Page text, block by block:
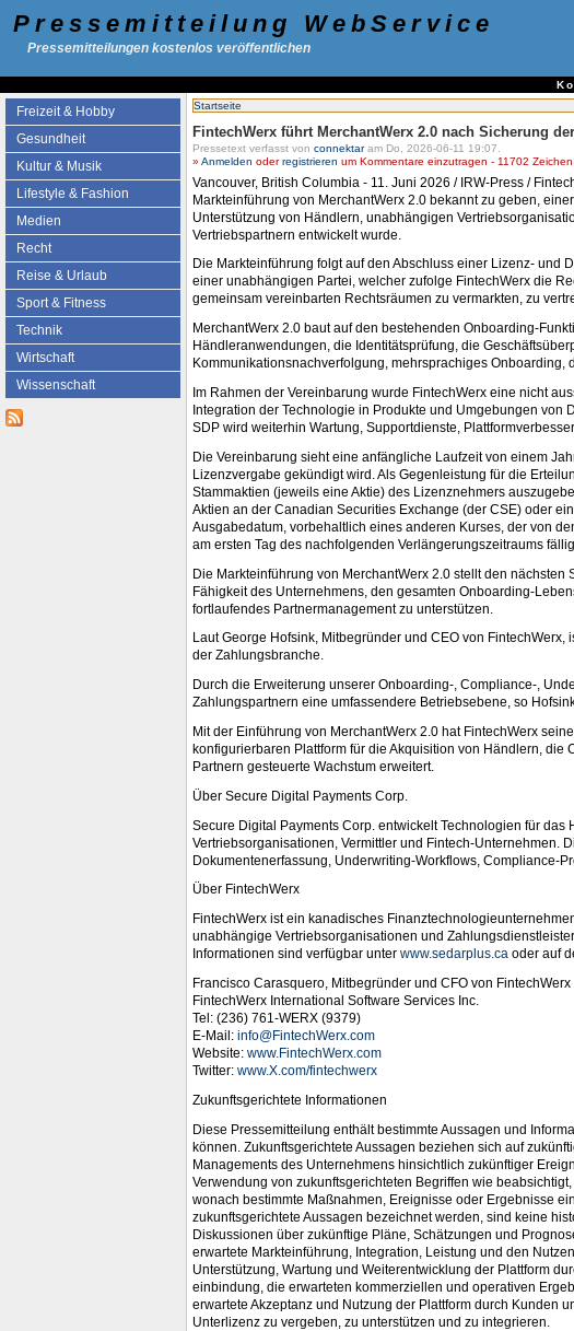
Pressemitteilung WebService
Pressemitteilungen kostenlos veröffentlichen
Freizeit & Hobby
Gesundheit
Kultur & Musik
Lifestyle & Fashion
Medien
Recht
Reise & Urlaub
Sport & Fitness
Technik
Wirtschaft
Wissenschaft
Startseite
FintechWerx führt MerchantWerx 2.0 nach Sicherung
Pressetext verfasst von connektaram Do, 2026-06-11 19:07.
» Anmelden oderregistrieren um Kommentare einzutragen - 11702
Vancouver, British Columbia - 11. Juni 2026 / IRW-Press /
Markteinführung von MerchantWerx 2.0 bekannt zu geben,
Unterstützung von Händlern, unabhängigen
Vertriebspartnern entwickelt wurde.
Die Markteinführung folgt auf den Abschluss einer Lizenz- und
einer unabhängigen Partei, welcher zufolge FintechWerx die
gemeinsam vereinbarten Rechtsräumen zu vermarkten, zu
MerchantWerx 2.0 baut auf den bestehenden Onboarding-
Händleranwendungen, die Identitätsprüfung, die
Kommunikationsnachverfolgung, mehrsprachiges
Im Rahmen der Vereinbarung wurde FintechWerx eine nicht
Integration der Technologie in Produkte und Umgebungen
SDP wird weiterhin Wartung, Supportdienste,
Die Vereinbarung sieht eine anfängliche Laufzeit von einem
Lizenzvergabe gekündigt wird. Als Gegenleistung für die
Stammaktien (jeweils eine Aktie) des Lizenznehmers
Aktien an der Canadian Securities Exchange (der CSE) oder
Ausgabedatum, vorbehaltlich eines anderen Kurses, der von
am ersten Tag des nachfolgenden Verlängerungszeitraums
Die Markteinführung von MerchantWerx 2.0 stellt den
Fähigkeit des Unternehmens, den gesamten Onboarding-
fortlaufendes Partnermanagement zu unterstützen.
Laut George Hofsink, Mitbegründer und CEO von
der Zahlungsbranche.
Durch die Erweiterung unserer Onboarding-, Compliance-,
Zahlungspartnern eine umfassendere Betriebsebene, so
Mit der Einführung von MerchantWerx 2.0 hat FintechWerx
konfigurierbaren Plattform für die Akquisition von Händlern,
Partnern gesteuerte Wachstum erweitert.
Über Secure Digital Payments Corp.
Secure Digital Payments Corp. entwickelt Technologien für
Vertriebsorganisationen, Vermittler und Fintech-Unternehmen.
Dokumentenerfassung, Underwriting-Workflows, Compliance-
Über FintechWerx
FintechWerx ist ein kanadisches
unabhängige Vertriebsorganisationen und
Informationen sind verfügbar unter www.sedarplus.ca oder auf
Francisco Carasquero, Mitbegründer und CFO von FintechWerx
FintechWerx International Software Services Inc.
Tel: (236) 761-WERX (9379)
E-Mail: info@FintechWerx.com
Website: www.FintechWerx.com
Twitter: www.X.com/fintechwerx
Zukunftsgerichtete Informationen
Diese Pressemitteilung enthält bestimmte Aussagen und
können. Zukunftsgerichtete Aussagen beziehen sich auf
Managements des Unternehmens hinsichtlich zukünftiger
Verwendung von zukunftsgerichteten Begriffen wie
wonach bestimmte Maßnahmen, Ereignisse oder Ergebnisse
zukunftsgerichtete Aussagen bezeichnet werden, sind keine
Diskussionen über zukünftige Pläne, Schätzungen und
erwartete Markteinführung, Integration, Leistung und den
Unterstützung, Wartung und Weiterentwicklung der Plattform
einbindung, die erwarteten kommerziellen und operativen
erwartete Akzeptanz und Nutzung der Plattform durch Kunden
Unterlizenz zu vergeben, zu unterstützen und zu integrieren.